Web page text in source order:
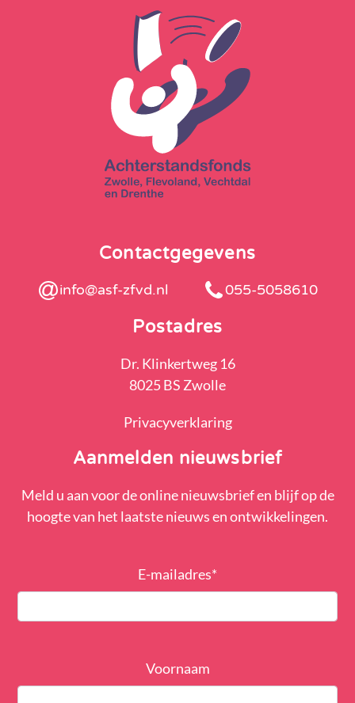
Contactgegevens
info@asf-zfvd.nl 055-5058610
Postadres
Dr. Klinkertweg 16
8025 BS Zwolle
Privacyverklaring
Aanmelden nieuwsbrief
Meld u aan voor de online nieuwsbrief en blijf op de
hoogte van het laatste nieuws en ontwikkelingen.
E-mailadres*
Voornaam